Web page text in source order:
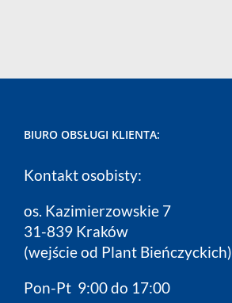
BIURO OBSŁUGI KLIENTA:
Kontakt osobisty:
os. Kazimierzowskie 7
31-839 Kraków
(wejście od Plant Bieńczyckich)
Pon-Pt 9:00 do 17:00